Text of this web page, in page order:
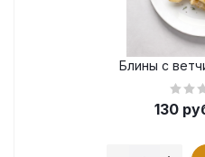
Блины с
130